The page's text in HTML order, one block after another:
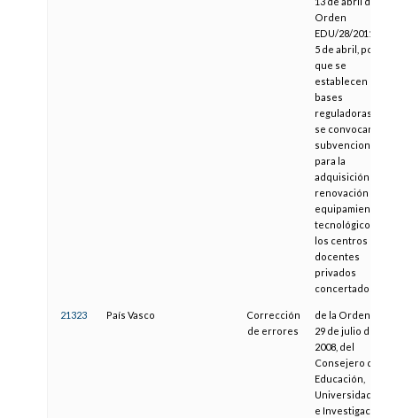
Orden
EDU/28/2011, de
5 de abril, por la
que se
establecen las
bases
reguladoras y
se convocan
subvenciones
para la
adquisición y/o
renovación de
equipamiento
tecnológico en
los centros
docentes
privados
concertados
21323 País Vasco
Corrección
de errores
de la Orden de
29 de julio de
2008, del
Consejero de
Educación,
Universidades
e Investigación,